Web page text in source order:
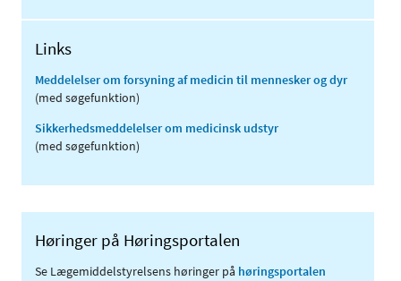
Links
Meddelelser om forsyning af medicin til mennesker og dyr
(med søgefunktion)
Sikkerhedsmeddelelser om medicinsk udstyr
(med søgefunktion)
Høringer på Høringsportalen
Se Lægemiddelstyrelsens høringer på høringsportalen